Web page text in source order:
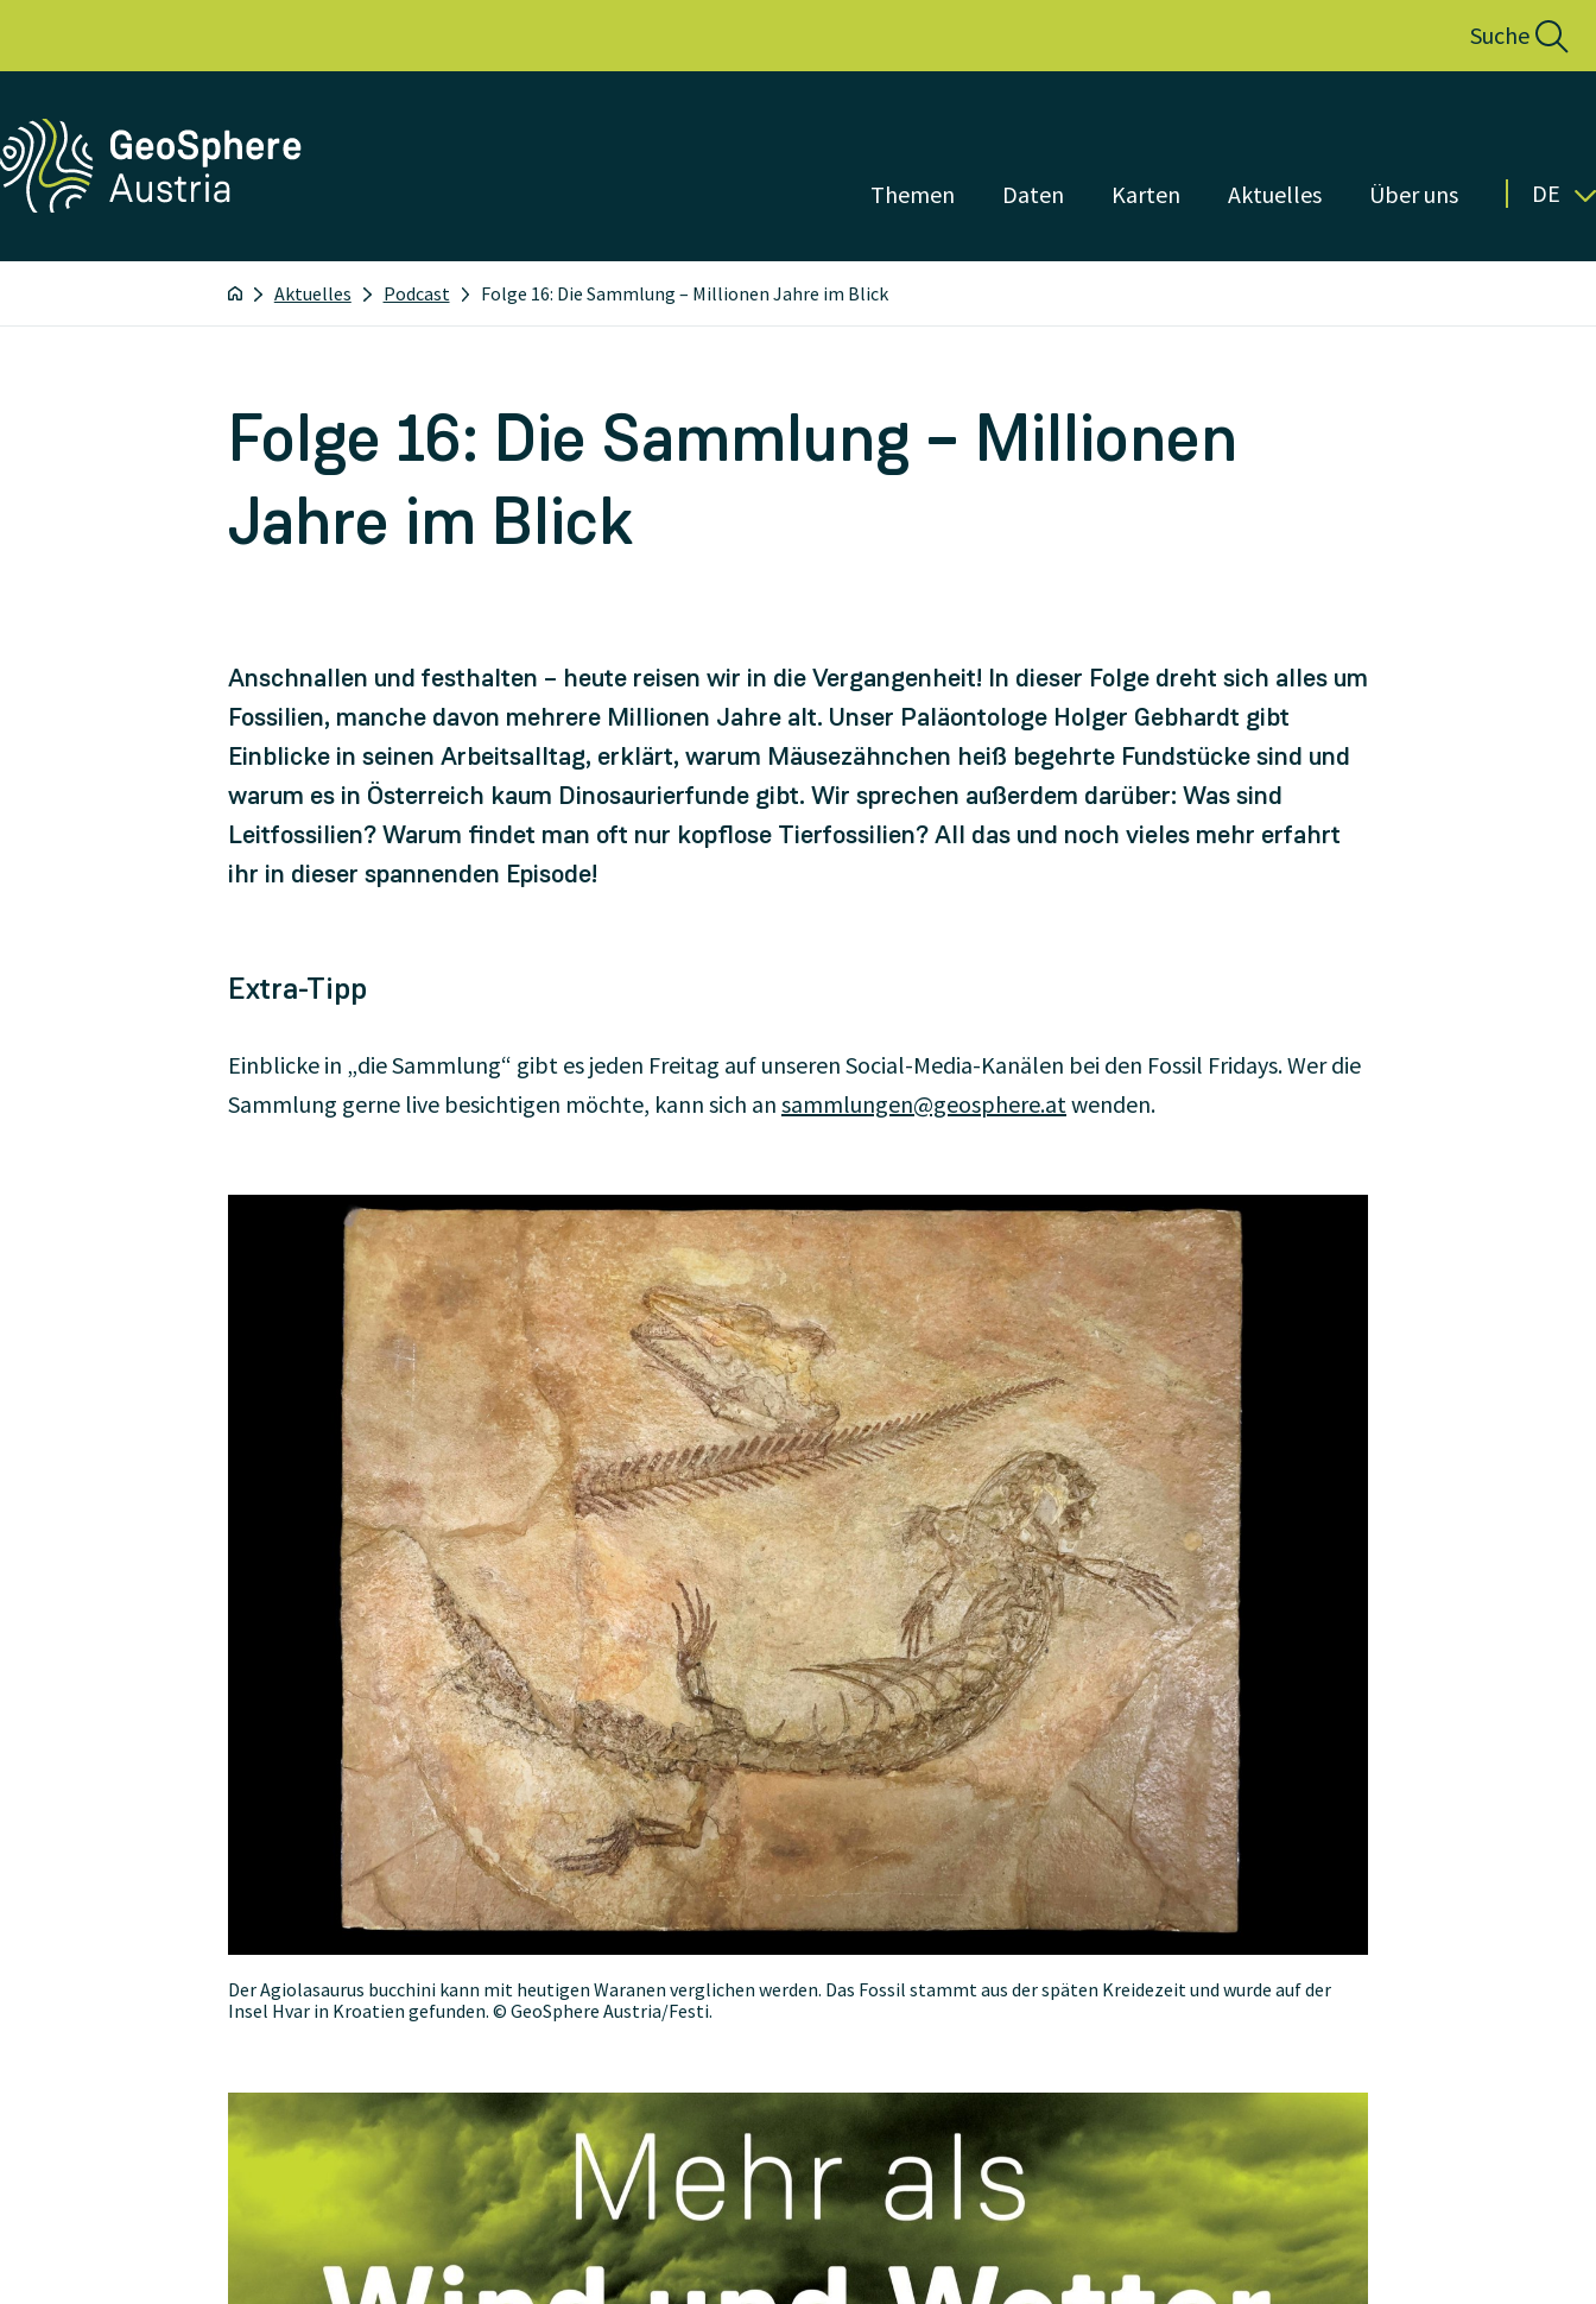
Suche
Themen Daten Karten Aktuelles Über uns DE
Aktuelles Podcast Folge 16: Die Sammlung – Millionen Jahre im Blick
Folge 16: Die Sammlung – Millionen
Jahre im Blick
Anschnallen und festhalten – heute reisen wir in die Vergangenheit! In dieser Folge dreht sich alles um
Fossilien, manche davon mehrere Millionen Jahre alt. Unser Paläontologe Holger Gebhardt gibt
Einblicke in seinen Arbeitsalltag, erklärt, warum Mäusezähnchen heiß begehrte Fundstücke sind und
warum es in Österreich kaum Dinosaurierfunde gibt. Wir sprechen außerdem darüber: Was sind
Leitfossilien? Warum findet man oft nur kopflose Tierfossilien? All das und noch vieles mehr erfahrt
ihr in dieser spannenden Episode!
Extra-Tipp
Einblicke in „die Sammlung“ gibt es jeden Freitag auf unseren Social-Media-Kanälen bei den Fossil Fridays. Wer die
Sammlung gerne live besichtigen möchte, kann sich an sammlungen@geosphere.atwenden.
Der Agiolasaurus bucchini kann mit heutigen Waranen verglichen werden. Das Fossil stammt aus der späten Kreidezeit und wurde auf der
Insel Hvar in Kroatien gefunden. © GeoSphere Austria/Festi.